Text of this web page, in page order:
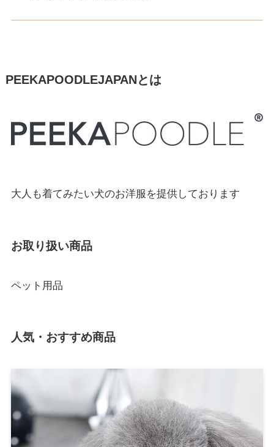
PEEKAPOODLEJAPANとは
大人も着てみたい犬のお洋服を提供しております
お取り扱い商品
ペット用品
人気・おすすめ商品